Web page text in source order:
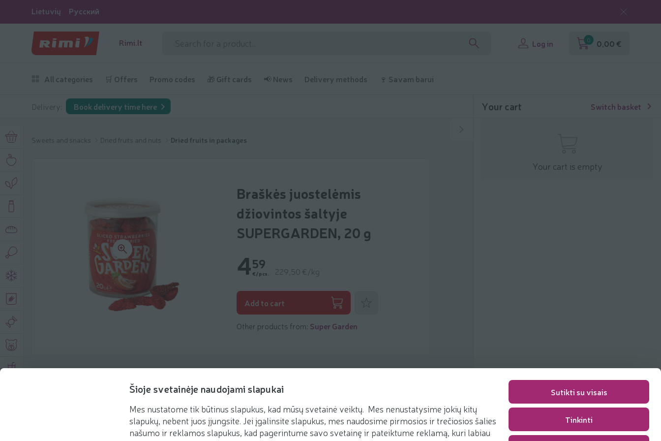
Šioje svetainėje naudojami slapukai
Mes nustatome tik būtinus slapukus, kad mūsų svetainė veiktų. Mes nenustatysime jokių kitų
slapukų, nebent juos įjungsite. Jei įgalinsite slapukus, mes naudosime pirmosios ir trečiosios šalies
našumo ir reklamos slapukus, kad pagerintume savo svetainę ir pateiktume reklamą, kuri labiau
Sutikti su visais
Tinkinti
Lietuvių Русский
Rimi.lt Log in 0 0,00 €
All categories 🛒 Offers Promo codes 🎁 Gift cards 📢 News Delivery methods 🍷 Savam barui
Delivery: Book delivery time here
Sweets and snacks Dried fruits and nuts Dried fruits in packages
Braškės juostelėmis
džiovintos šaltyje
SUPERGARDEN, 20 g
459
€/pcs. 229,50 €/kg
Add to cart
Other products from: Super Garden
Product description
Recommendations Recipes
Your cart Switch basket
Your cart is empty
Packaging fee 0,00 €